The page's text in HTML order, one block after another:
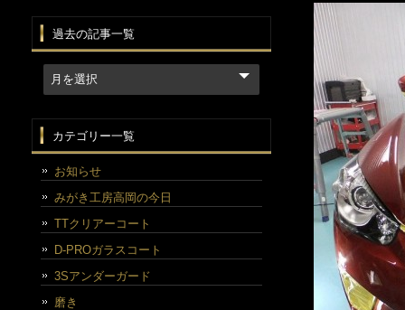
過去の記事一覧
カテゴリー一覧
お知らせ
みがき工房高岡の今日
TTクリアーコート
D-PROガラスコート
3Sアンダーガード
磨き